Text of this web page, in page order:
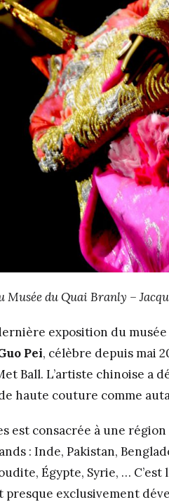
Musée du Quai Branly –
exposition du
Pei, célèbre depuis mai
Ball. L’artiste chinoise a
haute couture comme
est consacrée à une
: Inde, Pakistan,
Égypte, Syrie, …
exclusivement